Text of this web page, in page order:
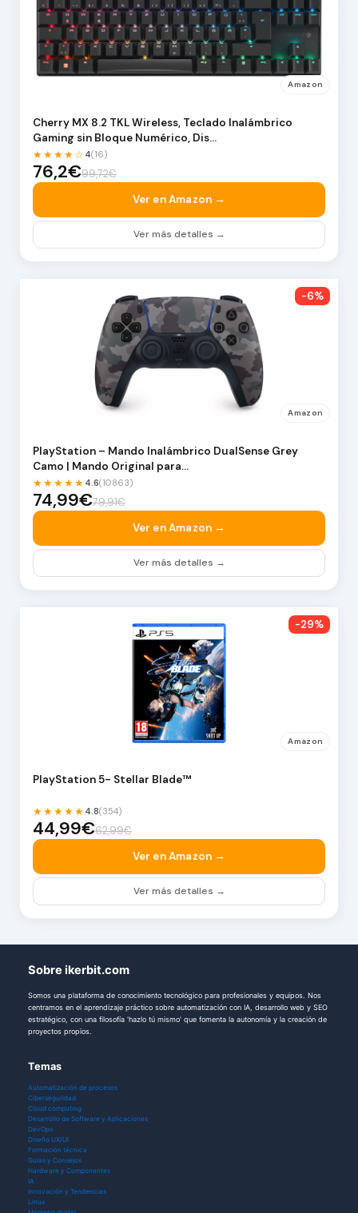
Amazon
Cherry MX 8.2 TKL Wireless, Teclado Inalámbrico
Gaming sin Bloque Numérico, Dis…
★★★★☆ 4(16)
76,2€99,72€
Ver en Amazon →
Ver más detalles →
-6%
Amazon
PlayStation – Mando Inalámbrico DualSense Grey
Camo | Mando Original para…
★★★★★ 4.6(10863)
74,99€79,91€
Ver en Amazon →
Ver más detalles →
-29%
Amazon
PlayStation 5- Stellar Blade™
★★★★★ 4.8(354)
44,99€62,99€
Ver en Amazon →
Ver más detalles →
Sobre ikerbit.com
Somos una plataforma de conocimiento tecnológico para profesionales y equipos. Nos
centramos en el aprendizaje práctico sobre automatización con IA, desarrollo web y SEO
estratégico, con una filosofía 'hazlo tú mismo' que fomenta la autonomía y la creación de
proyectos propios.
Temas
Automatización de procesos
Ciberseguridad
Cloud computing
Desarrollo de Software y Aplicaciones
DevOps
Diseño UX/UI
Formación técnica
Guías y Consejos
Hardware y Componentes
IA
Innovación y Tendencias
Linux